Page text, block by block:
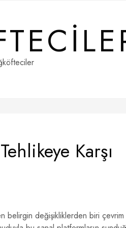
Karşı
belirgin değişikliklerden biri çevrim